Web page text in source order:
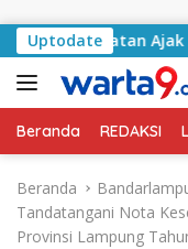
UptodateAjak ASN
Beranda REDAKSI
Beranda
Tandatangani Nota
Provinsi Lampung